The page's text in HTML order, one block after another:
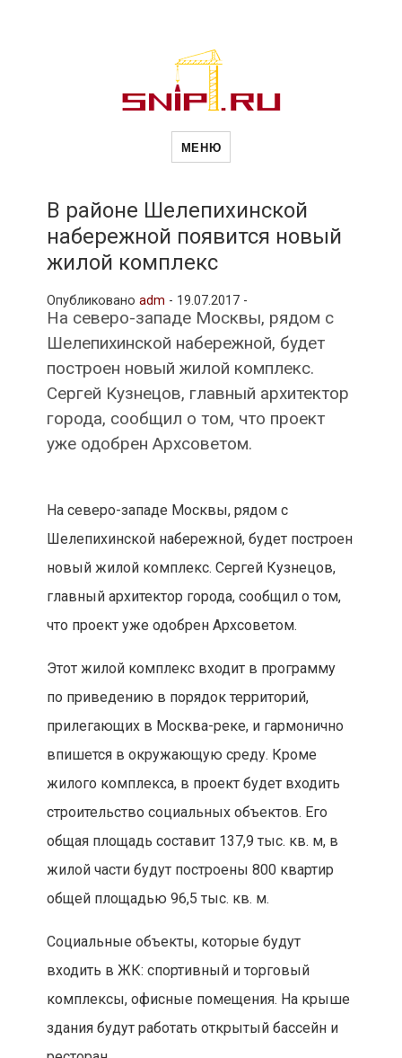
Новости
другие связанные со стройкой
рубрики
МЕНЮ
В районе Шелепихинской
набережной появится новый
жилой комплекс
Опубликовано adm - 19.07.2017 -
На северо-западе Москвы, рядом с
Шелепихинской набережной, будет
построен новый жилой комплекс.
Сергей Кузнецов, главный архитектор
города, сообщил о том, что проект
уже одобрен Архсоветом.
На северо-западе Москвы, рядом с
Шелепихинской набережной, будет построен
новый жилой комплекс. Сергей Кузнецов,
главный архитектор города, сообщил о том,
что проект уже одобрен Архсоветом.
Этот жилой комплекс входит в программу
по приведению в порядок территорий,
прилегающих в Москва-реке, и гармонично
впишется в окружающую среду. Кроме
жилого комплекса, в проект будет входить
строительство социальных объектов. Его
общая площадь составит 137,9 тыс. кв. м, в
жилой части будут построены 800 квартир
общей площадью 96,5 тыс. кв. м.
Социальные объекты, которые будут
входить в ЖК: спортивный и торговый
комплексы, офисные помещения. На крыше
здания будут работать открытый бассейн и